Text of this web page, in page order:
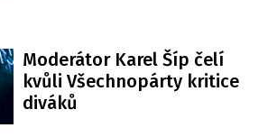
Moderátor Karel Šíp čelí
kvůli Všechnopárty kritice
diváků